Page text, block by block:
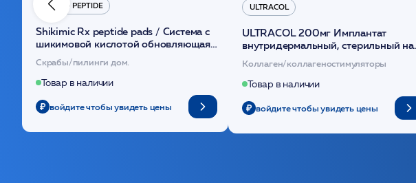
HYDRO PEPTIDE
Shikimic Rx peptide pads / Cистема с
шикимовой кислотой обновляющая
(30шт) /HP
Скрабы/пилинги дом.
Товар в наличии
войдите чтобы увидеть цены
ULTRACOL
ULTRACOL 200мг Имплантат
внутридермальный, стерильный на
основе полидиоксанона /ULTRACOL
Коллаген/коллагеностимуляторы
Товар в наличии
войдите чтобы увидеть цены